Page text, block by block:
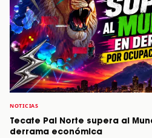
NOTICIAS
Tecate Pal Norte supera al
derrama económica